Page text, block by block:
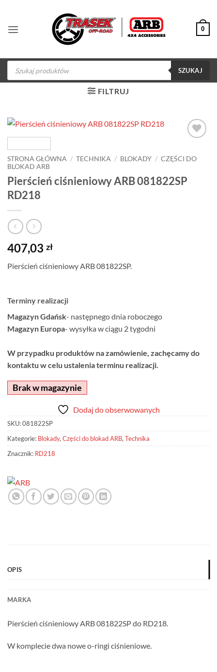
zawartości
0
Wyszukiwarka
produktów
SZUKAJ
FILTRUJ
obserwowanych
STRONA GŁÓWNA / TECHNIKA / BLOKADY / CZĘŚCI DO
BLOKAD ARB
Pierścień ciśnieniowy ARB 081822SP
RD218
407,03 zł
Pierścień ciśnieniowy ARB 081822SP.
Terminy realizacji
Magazyn Gdańsk- następnego dnia roboczego
Magazyn Europa- wysyłka w ciągu 2 tygodni
W przypadku produktów na zamówienie, zachęcamy do
kontaktu w celu ustalenia terminu realizacji.
Brak w magazynie
Dodaj do obserwowanych
SKU:081822SP
Kategorie: Blokady,Części do blokad ARB,Technika
Znacznik: RD218
OPIS
MARKA
Pierścień ciśnieniowy ARB 081822SP do RD218.
W komplecie dwa nowe o-ringi ciśnieniowe.